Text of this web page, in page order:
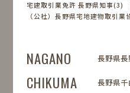
宅建取引業免許 長野県知事(3)
（公社）長野県宅地建物取引業
NAGANO 長野県
CHIKUMA 長野県